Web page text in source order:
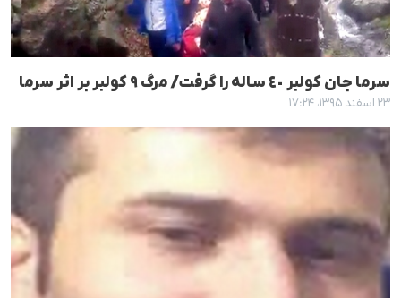
سرما جان کولبر ٤٠ سالە را گرفت/ مرگ ٩ کولبر بر اثر سرما
۲۳ اسفند ۱۳۹۵، ۱۷:۲۴